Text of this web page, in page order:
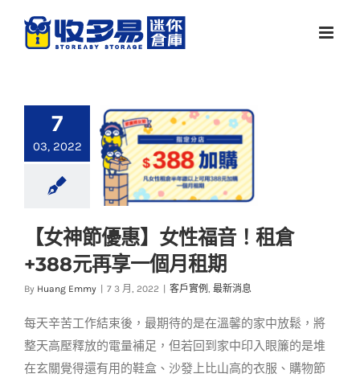
7
03, 2022
【女神節優惠】女性
福音！租倉+388元再
享一個月租期
【女神節優惠】女性福音！租倉
+388元再享一個月租期
By Huang Emmy 7 3 月, 2022 客戶實例 , 最新消息
每天辛苦工作結束後，最期待的是在溫馨的家中放鬆，將
整天高壓釋放的電量補足，但若回到家中印入眼簾的是堆
在玄關覺得還有用的鞋盒、沙發上比山高的衣服、購物節